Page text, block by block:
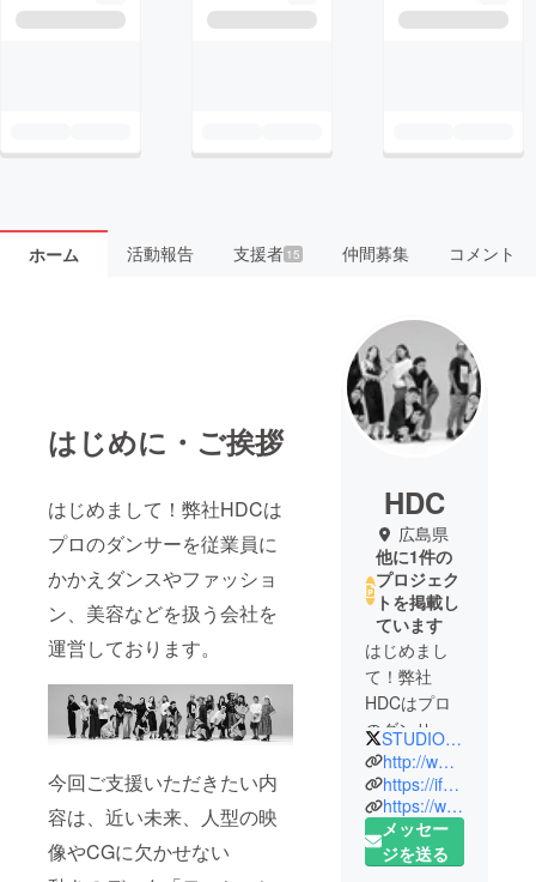
ホーム 活動報告 支援者 15 仲間募集 コメント
はじめに・ご挨拶
はじめまして！弊社HDCは
プロのダンサーを従業員に
かかえダンスやファッショ
ン、美容などを扱う会社を
運営しております。
今回ご支援いただきたい内
容は、近い未来、人型の映
像やCGに欠かせない
HDC
広島県
他に1件の
プロジェク
トを掲載し
ています
はじめまし
て！弊社
HDCはプロ
のダンサー
を従業員に
かかえダン
スやファッ
ション、美
容などを扱
STUDIO_HDC
http://www.hd-company.net/
https://ifm.theshop.jp
https://www.facebook.com/hirohima
メッセー
ジを送る